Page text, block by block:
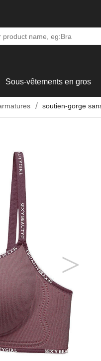
Sous-vêtements en gros
soutien-gorge